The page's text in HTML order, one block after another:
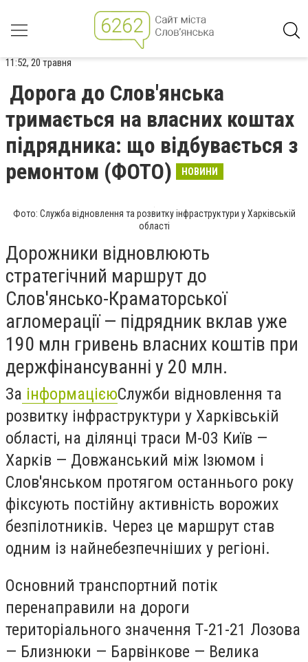
11:52, 20 травня
Дорога до Слов'янська
тримається на власних коштах
підрядника: що відбувається з
ремонтом (ФОТО)
НОВИНИ
Фото: Служба відновлення та розвитку інфраструктури у Харківській
області
Дорожники відновлюють
стратегічний маршрут до
Слов'янсько-Краматорської
агломерації — підрядник вклав уже
190 млн гривень власних коштів при
держфінансуванні у 20 млн.
За інформацієюСлужби відновлення та
розвитку інфраструктури у Харківській
області, на ділянці траси М-03 Київ —
Харків — Довжанський між Ізюмом і
Слов'янськом протягом останнього року
фіксують постійну активність ворожих
безпілотників. Через це маршрут став
одним із найнебезпечніших у регіоні.
Основний транспортний потік
перенаправили на дороги
територіального значення Т-21-21 Лозова
— Близнюки — Барвінкове — Велика